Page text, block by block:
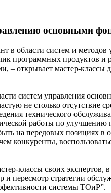
основными
в области систем и методов
программных продуктов и
– открывает мастер-классы
систем управления
не столько отсутствие
технического
работы по улучшению
на передовых позициях в
конкуренты,
классы своих экспертов,
пересмотр стратегии
системы ТОиР”.